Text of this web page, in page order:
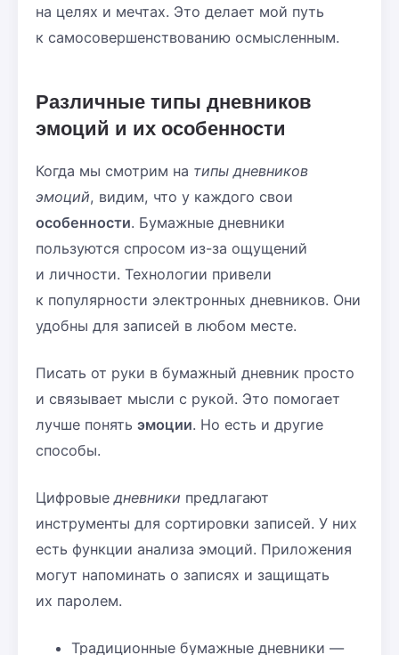
на целях и мечтах. Это делает мой путь
к самосовершенствованию осмысленным.
Различные типы дневников
эмоций и их особенности
Когда мы смотрим на типы дневников
эмоций, видим, что у каждого свои
особенности. Бумажные дневники
пользуются спросом из-за ощущений
и личности. Технологии привели
к популярности электронных дневников. Они
удобны для записей в любом месте.
Писать от руки в бумажный дневник просто
и связывает мысли с рукой. Это помогает
лучше понять эмоции. Но есть и другие
способы.
Цифровые дневники предлагают
инструменты для сортировки записей. У них
есть функции анализа эмоций. Приложения
могут напоминать о записях и защищать
их паролем.
Традиционные бумажные дневники —